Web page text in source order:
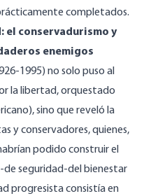
completados.
el conservadurismo y
enemigos
1995) no solo puso al
la libertad, orquestado
sino que reveló la
y conservadores, quienes,
podido construir el
seguridad-del bienestar
progresista consistía en